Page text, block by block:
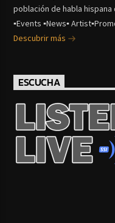
población de habla
▪Events ▪News▪
Descubrir más
ESCUCHA